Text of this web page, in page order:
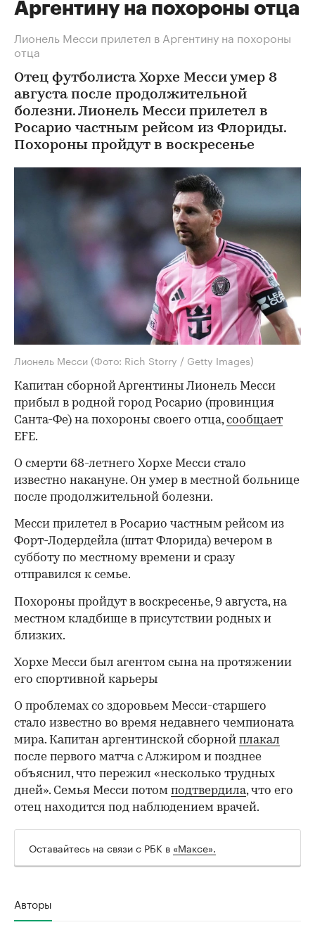
Аргентину на похороны отца
Лионель Месси прилетел в Аргентину на похороны
отца
Отец футболиста Хорхе Месси умер 8
августа после продолжительной
болезни. Лионель Месси прилетел в
Росарио частным рейсом из Флориды.
Похороны пройдут в воскресенье
Лионель Месси (Фото: Rich Storry / Getty Images)
Капитан сборной Аргентины Лионель Месси
прибыл в родной город Росарио (провинция
Санта-Фе) на похороны своего отца,сообщает
EFE.
О смерти 68-летнего Хорхе Месси стало
известно накануне. Он умер в местной больнице
после продолжительной болезни.
Месси прилетел в Росарио частным рейсом из
Форт-Лодердейла (штат Флорида) вечером в
субботу по местному времени и сразу
отправился к семье.
00:00 / 00:00
Похороны пройдут в воскресенье, 9 августа, на
местном кладбище в присутствии родных и
близких.
Хорхе Месси был агентом сына на протяжении
его спортивной карьеры
О проблемах со здоровьем Месси-старшего
стало известно во время недавнего чемпионата
мира. Капитан аргентинской сборной плакал
после первого матча с Алжиром и позднее
объяснил, что пережил «несколько трудных
дней». Семья Месси потом подтвердила, что его
отец находится под наблюдением врачей.
Оставайтесь на связи с РБК в «Максе».
Авторы